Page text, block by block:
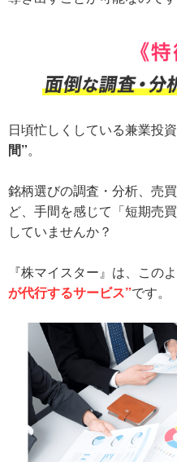
日頃忙しくしている兼業投
間”。
銘柄選びの調査・分析、売
ど、手間を感じて「短期売
していませんか？
『株マイスター』は、この
が代行するサービス”です。